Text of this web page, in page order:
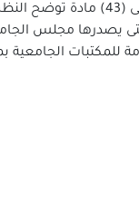
التابعة له .
يصدرها مجلس
للمكتبات